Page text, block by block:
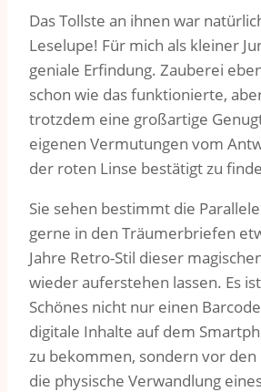
Das Tollste an ihnen war
Leselupe! Für mich als kleiner
geniale Erfindung. Zauberei
schon wie das funktionierte,
trotzdem eine großartige
eigenen Vermutungen vom
der roten Linse bestätigt zu
Sie sehen bestimmt die
gerne in den Träumerbriefen
Jahre Retro-Stil dieser
wieder auferstehen lassen. Es
Schönes nicht nur einen
digitale Inhalte auf dem
zu bekommen, sondern vor den
die physische Verwandlung